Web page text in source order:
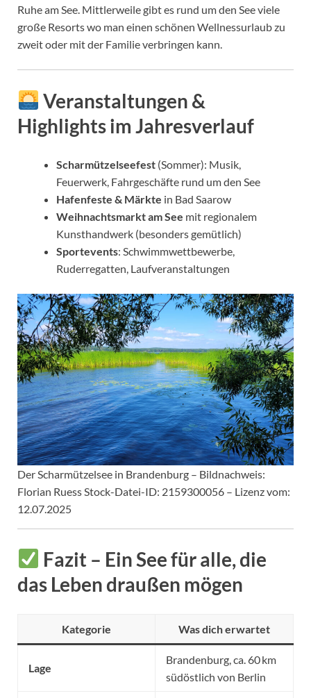
Ruhe am See. Mittlerweile gibt es rund um den See viele
große Resorts wo man einen schönen Wellnessurlaub zu
zweit oder mit der Familie verbringen kann.
Veranstaltungen &
Highlights im Jahresverlauf
Scharmützelseefest (Sommer): Musik,
Feuerwerk, Fahrgeschäfte rund um den See
Hafenfeste & Märkte in Bad Saarow
Weihnachtsmarkt am See mit regionalem
Kunsthandwerk (besonders gemütlich)
Sportevents: Schwimmwettbewerbe,
Ruderregatten, Laufveranstaltungen
Der Scharmützelsee in Brandenburg – Bildnachweis:
Florian Ruess Stock-Datei-ID: 2159300056 – Lizenz vom:
12.07.2025
Fazit – Ein See für alle, die
das Leben draußen mögen
Kategorie Was dich erwartet
Lage
Brandenburg, ca. 60 km
südöstlich von Berlin